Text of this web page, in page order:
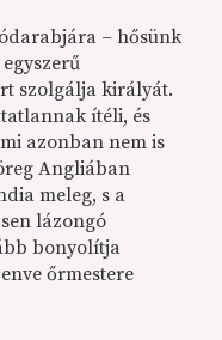
– hősünk
szolgálja királyát.
ítéli, és
azonban nem is
Angliában
meleg, s a
lázongó
bonyolítja
őrmestere